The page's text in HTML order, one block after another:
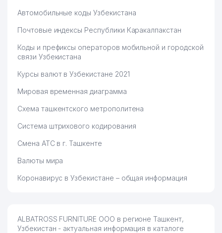
Автомобильные коды Узбекистана
Почтовые индексы Республики Каракалпакстан
Коды и префиксы операторов мобильной и городской
связи Узбекистана
Курсы валют в Узбекистане 2021
Мировая временная диаграмма
Схема ташкентского метрополитена
Система штрихового кодирования
Смена АТС в г. Ташкенте
Валюты мира
Коронавирус в Узбекистане – общая информация
ALBATROSS FURNITURE ООО в регионе Ташкент,
Узбекистан - актуальная информация в каталоге